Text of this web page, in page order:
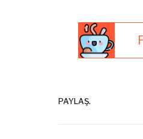
PAYLAŞ.